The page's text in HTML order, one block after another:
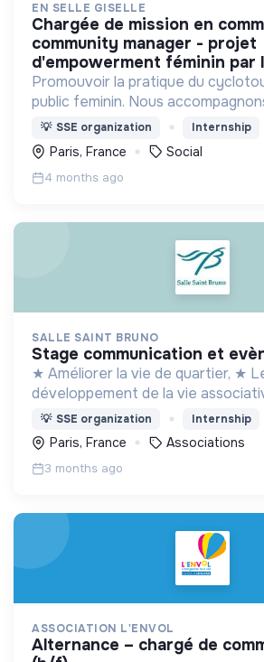
EN SELLE GISELLE
chargée de mission en communication &
community manager - projet
d'empowerment féminin par
Promouvoir la pratique du
public feminin. Nous
(re)prendre confiance en elles et
leur corps à travers la pratique du
💡 SSE organization Internship
Paris, France Social
4 months ago
SALLE SAINT BRUNO
stage communication et
★ Améliorer la vie de quartier, ★
développement de la vie
tou·tes à l’emploi, au numérique, à
L’engagement et la participation
💡 SSE organization Internship
Paris, France Associations
3 months ago
ASSOCIATION L'ENVOL
alternance – chargé de communication